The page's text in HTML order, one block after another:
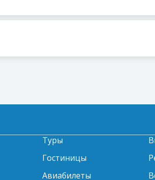
Туры
Гостиницы
Авиабилеты